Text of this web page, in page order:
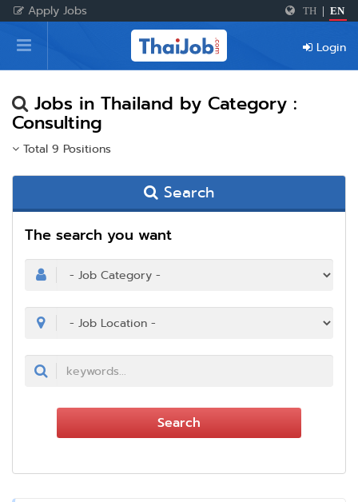
Apply Jobs TH EN
Home
Login
Register
Login
Jobs in Thailand by Category :
Consulting
Total 9 Positions
Search
The search you want
Search